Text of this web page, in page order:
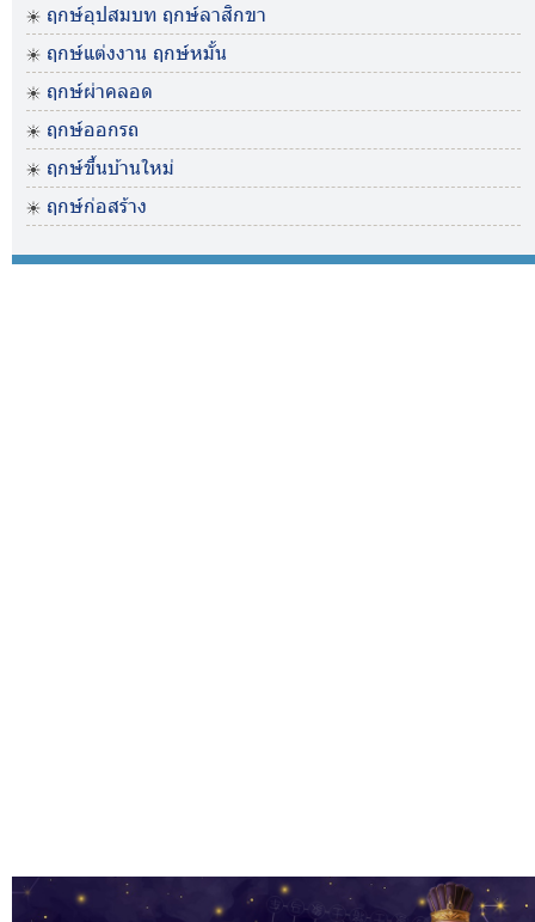
ฤกษ์อุปสมบท ฤกษ์ลาสิกขา
ฤกษ์แต่งงาน ฤกษ์หมั้น
ฤกษ์ผ่าคลอด
ฤกษ์ออกรถ
ฤกษ์ขึ้นบ้านใหม่
ฤกษ์ก่อสร้าง